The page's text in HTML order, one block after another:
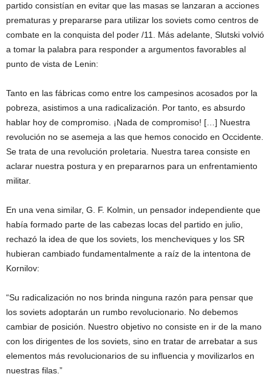
partido consistían en evitar que las masas se lanzaran a acciones
prematuras y prepararse para utilizar los soviets como centros de
combate en la conquista del poder /11. Más adelante, Slutski volvió
a tomar la palabra para responder a argumentos favorables al
punto de vista de Lenin:
Tanto en las fábricas como entre los campesinos acosados por la
pobreza, asistimos a una radicalización. Por tanto, es absurdo
hablar hoy de compromiso. ¡Nada de compromiso! […] Nuestra
revolución no se asemeja a las que hemos conocido en Occidente.
Se trata de una revolución proletaria. Nuestra tarea consiste en
aclarar nuestra postura y en prepararnos para un enfrentamiento
militar.
En una vena similar, G. F. Kolmin, un pensador independiente que
había formado parte de las cabezas locas del partido en julio,
rechazó la idea de que los soviets, los mencheviques y los SR
hubieran cambiado fundamentalmente a raíz de la intentona de
Kornilov:
“Su radicalización no nos brinda ninguna razón para pensar que
los soviets adoptarán un rumbo revolucionario. No debemos
cambiar de posición. Nuestro objetivo no consiste en ir de la mano
con los dirigentes de los soviets, sino en tratar de arrebatar a sus
elementos más revolucionarios de su influencia y movilizarlos en
nuestras filas.”